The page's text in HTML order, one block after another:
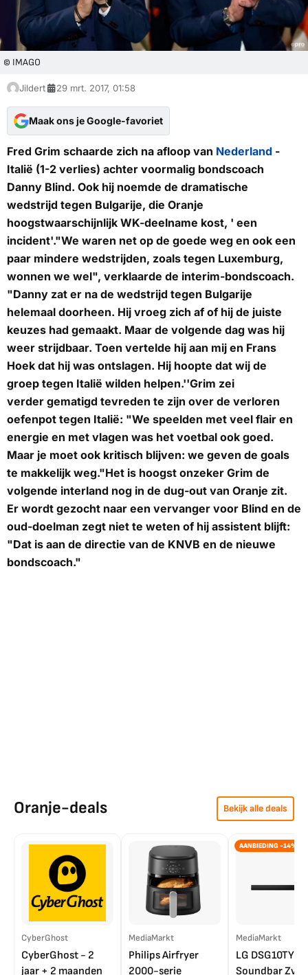
© IMAGO
Jildert 29 mrt. 2017, 01:58
Maak ons je Google-favoriet
Fred Grim schaarde zich na afloop van Nederland -
Italië (1-2 verlies) achter voormalig bondscoach
Danny Blind. Ook hij noemde de dramatische
wedstrijd tegen Bulgarije, die Oranje
hoogstwaarschijnlijk WK-deelname kost, ' een
incident'."We waren net op de goede weg en ook een
paar mindere wedstrijden, zoals tegen Luxemburg,
wonnen we wel", verklaarde de interim-bondscoach.
"Danny zat er na de wedstrijd tegen Bulgarije
helemaal doorheen. Hij vroeg zich af of hij de juiste
keuzes had gemaakt. Maar de volgende dag was hij
weer strijdbaar. Toen vertelde hij aan mij en Frans
Hoek dat hij was ontslagen. Hij hoopte dat wij de
groep tegen Italië wilden helpen.''Grim zei
verder gematigd tevreden te zijn over de verloren
oefenpot tegen Italië: "We speelden met veel flair en
energie en met vlagen was het voetbal ook goed.
Maar je moet ook kritisch blijven: we geven de goals
te makkelijk weg."Het is hoogst onzeker Grim de
volgende interland nog in de dug-out van Oranje zit.
Er wordt gezocht naar een vervanger voor Blind en de
oud-doelman zegt niet te weten of hij assistent blijft:
"Dat is aan de directie van de KNVB en de nieuwe
bondscoach."
Oranje-deals Bekijk alle deals
CyberGhost
CyberGhost - 2
jaar + 2 maanden
MediaMarkt
Philips Airfryer
2000-serie
AANBIEDING -14%
MediaMarkt
LG DSG10TY
Soundbar